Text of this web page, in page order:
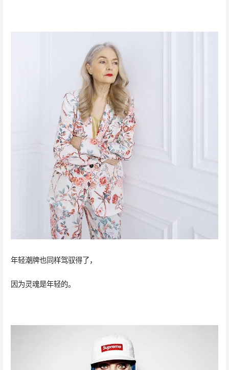
年轻潮牌也同样驾驭得了，
因为灵魂是年轻的。